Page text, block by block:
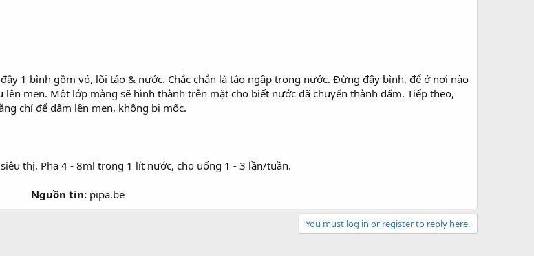
1 bình gồm vỏ, lõi táo & nước. Chắc chắn là táo ngập trong nước. Đừng đậy bình, để ở nơi nào
men. Một lớp màng sẽ hình thành trên mặt cho biết nước đã chuyển thành dấm. Tiếp theo,
chỉ để dấm lên men, không bị mốc.
thị. Pha 4 - 8ml trong 1 lít nước, cho uống 1 - 3 lần/tuần.
Nguồn tin: pipa.be​
You must log in or register to reply here.